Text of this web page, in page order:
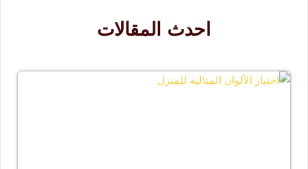
احدث المقالات